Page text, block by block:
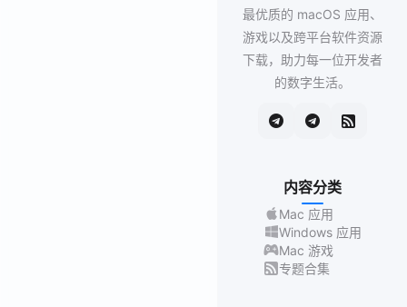
最优质的 macOS 应用、
游戏以及跨平台软件资源
下载，助力每一位开发者
的数字生活。
内容分类
Mac 应用
Windows 应用
Mac 游戏
专题合集